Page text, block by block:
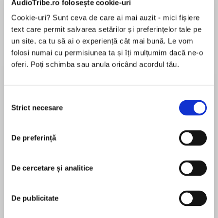
AudioTribe.ro folosește cookie-uri
Cookie-uri? Sunt ceva de care ai mai auzit - mici fișiere
text care permit salvarea setărilor și preferințelor tale pe
un site, ca tu să ai o experiență cât mai bună. Le vom
folosi numai cu permisiunea ta și îți mulțumim dacă ne-o
oferi. Poți schimba sau anula oricând acordul tău.
consimțământului
Strict necesare
De preferință
De cercetare și analitice
De publicitate
Desprecarte
Danger, betrayal, and enticing forbidden love
clash in book three of #1 New York Times
Trinity Marrow has lost the battle and her
Wardens on her side, Trin may not win the war
Bringing Lucifer back to the world to fight the
pentru această carte
JENNIFER L. ARMENTROUT este una dintre cele